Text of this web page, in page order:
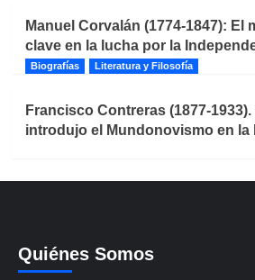
Manuel Corvalán (1774-1847): El
clave en la lucha por la
Biografías Literatura y Filosofía
Francisco Contreras (1877-
introdujo el Mundonovismo en la
Quiénes Somos